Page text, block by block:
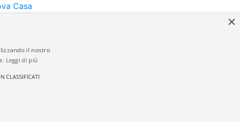
Casa
La pubblicazione degli annunci
in materia di privacy e/o di alcun altro
×
il nostro
Leggi di più
CLASSIFICATI